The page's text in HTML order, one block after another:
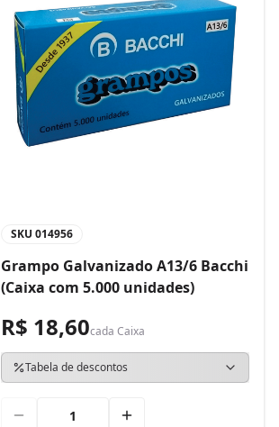
SKU 014956
Grampo Galvanizado A13/6 Bacchi
(Caixa com 5.000 unidades)
R$ 18,60cada Caixa
Tabela de descontos